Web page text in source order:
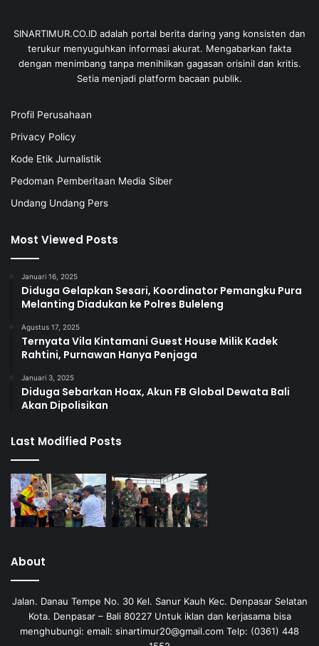
SINARTIMUR.CO.ID adalah portal berita daring yang konsisten dan
terukur menyuguhkan informasi akurat. Mengabarkan fakta
dengan menimbang tanpa menihilkan gagasan orisinil dan kritis.
Setia menjadi platform bacaan publik.
Profil Perusahaan
Privacy Policy
Kode Etik Jurnalistik
Pedoman Pemberitaan Media Siber
Undang Undang Pers
Most Viewed Posts
Januari 16, 2025
Diduga Gelapkan Sesari, Koordinator Pemangku Pura
Melanting Diadukan ke Polres Buleleng
Agustus 17, 2025
Ternyata Vila Kintamani Guest House Milik Kadek
Rahtini, Purnawan Hanya Penjaga
Januari 3, 2025
Diduga Sebarkan Hoax, Akun FB Global Dewata Bali
Akan Dipolisikan
Last Modified Posts
About
Jalan. Danau Tempe No. 30 Kel. Sanur Kauh Kec. Denpasar Selatan
Kota. Denpasar – Bali 80227 Untuk iklan dan kerjasama bisa
menghubungi: email: sinartimur20@gmail.com Telp: (0361) 448